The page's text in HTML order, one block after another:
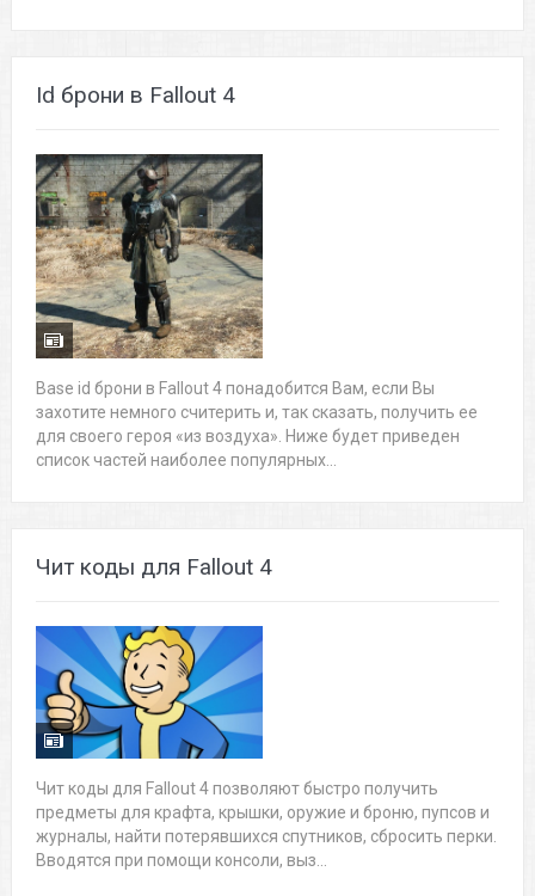
Id брони в Fallout 4
Base id брони в Fallout 4 понадобится Вам, если Вы
захотите немного считерить и, так сказать, получить ее
для своего героя «из воздуха». Ниже будет приведен
список частей наиболее популярных...
Чит коды для Fallout 4
Чит коды для Fallout 4 позволяют быстро получить
предметы для крафта, крышки, оружие и броню, пупсов и
журналы, найти потерявшихся спутников, сбросить перки.
Вводятся при помощи консоли, выз...